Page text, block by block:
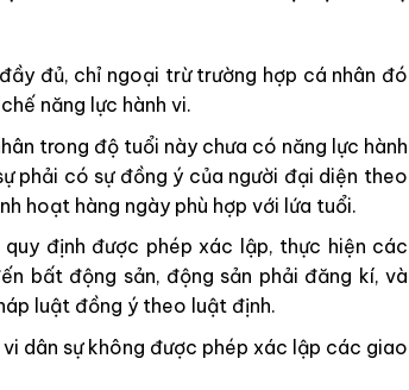
đủ, chỉ ngoại trừ trường hợp cá nhân đó
năng lực hành vi.
trong độ tuổi này chưa có năng lực hành
phải có sự đồng ý của người đại diện theo
hoạt hàng ngày phù hợp với lứa tuổi.
định được phép xác lập, thực hiện các
bất động sản, động sản phải đăng kí, và
luật đồng ý theo luật định.
dân sự không được phép xác lập các giao